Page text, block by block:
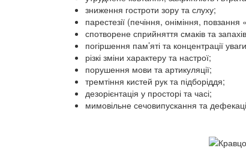
зниження гостроти зору та слуху;
парестезії (печіння, оніміння,
спотворене сприйняття смаків та
погіршення пам’яті та концентрації
різкі зміни характеру та настрої;
порушення мови та артикуляції;
тремтіння кистей рук та підборіддя;
дезорієнтація у просторі та часі;
мимовільне сечовипускання та